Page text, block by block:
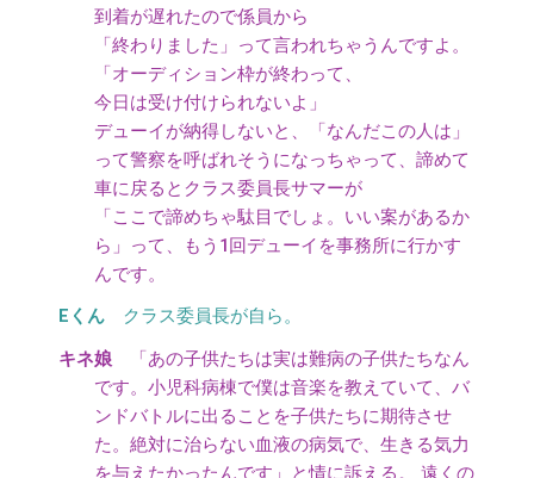
到着が遅れたので係員から
「終わりました」って言われちゃうんですよ。
「オーディション枠が終わって、
今日は受け付けられないよ」
デューイが納得しないと、「なんだこの人は」
って警察を呼ばれそうになっちゃって、諦めて
車に戻るとクラス委員長サマーが
「ここで諦めちゃ駄目でしょ。いい案があるか
ら」って、もう1回デューイを事務所に行かす
んです。
クラス委員長が自ら。
「あの子供たちは実は難病の子供たちなん
です。小児科病棟で僕は音楽を教えていて、バ
ンドバトルに出ることを子供たちに期待させ
た。絶対に治らない血液の病気で、生きる気力
を与えたかったんです」と情に訴える。 遠くの